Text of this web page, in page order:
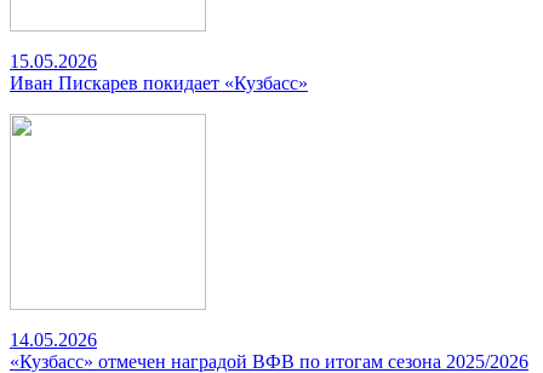
15.05.2026
Иван Пискарев покидает «Кузбасс»
14.05.2026
«Кузбасс» отмечен наградой ВФВ по итогам сезона 2025/2026